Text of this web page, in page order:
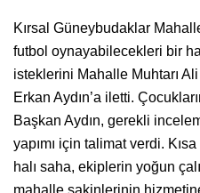
Kırsal Güneybudaklar
futbol oynayabilecekleri bir
isteklerini Mahalle Muhtarı Ali
Erkan Aydın’a iletti.
Başkan Aydın, gerekli
yapımı için talimat verdi.
halı saha, ekiplerin yoğun
mahalle sakinlerinin